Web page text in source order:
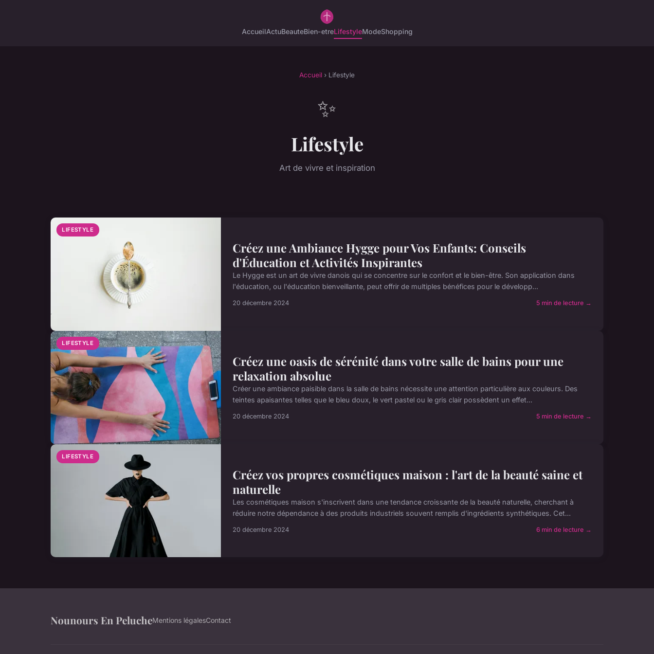
AccueilActuBeauteBien-etreLifestyleModeShopping
Accueil › Lifestyle
✨
Lifestyle
Art de vivre et inspiration
LIFESTYLE
Créez une Ambiance Hygge pour Vos Enfants: Conseils
d'Éducation et Activités Inspirantes
Le Hygge est un art de vivre danois qui se concentre sur le confort et le bien-être. Son application dans
l'éducation, ou l'éducation bienveillante, peut offrir de multiples bénéfices pour le développ...
20 décembre 2024 5 min de lecture →
LIFESTYLE
Créez une oasis de sérénité dans votre salle de bains pour une
relaxation absolue
Créer une ambiance paisible dans la salle de bains nécessite une attention particulière aux couleurs. Des
teintes apaisantes telles que le bleu doux, le vert pastel ou le gris clair possèdent un effet...
20 décembre 2024 5 min de lecture →
LIFESTYLE
Créez vos propres cosmétiques maison : l'art de la beauté saine et
naturelle
Les cosmétiques maison s'inscrivent dans une tendance croissante de la beauté naturelle, cherchant à
réduire notre dépendance à des produits industriels souvent remplis d'ingrédients synthétiques. Cet...
20 décembre 2024 6 min de lecture →
Nounours En PelucheMentions légalesContact